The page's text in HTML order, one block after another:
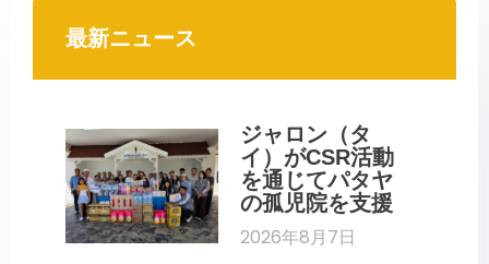
最新ニュース
ジャロン（タ
イ）がCSR活動
を通じてパタヤ
の孤児院を支援
2026年8月7日